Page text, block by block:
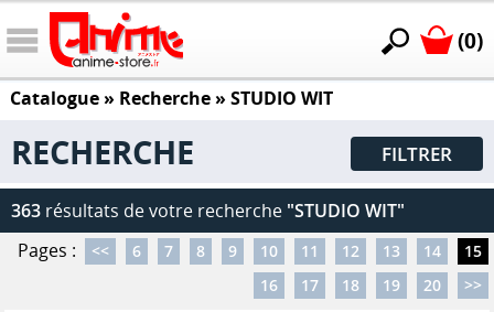
(0)
Catalogue» Recherche » STUDIO WIT
RECHERCHE FILTRER
363 résultats de votre recherche "STUDIO WIT"
Pages :
<< 6 7 8 9 10 11 12 13 14
15
16
17 18 19 20
>>